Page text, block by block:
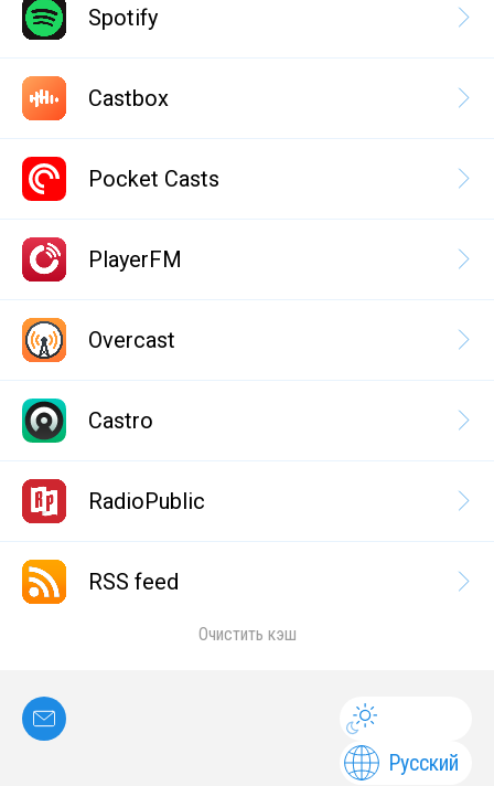
Spotify
Castbox
Pocket Casts
PlayerFM
Overcast
Castro
RadioPublic
RSS feed
Очистить кэш
Русский